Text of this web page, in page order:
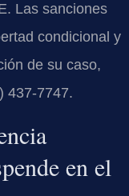
Las sanciones
condicional y
de su caso,
437-7747.
en el